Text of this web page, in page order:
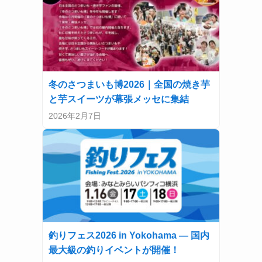
冬のさつまいも博2026｜全国の焼き芋
と芋スイーツが幕張メッセに集結
2026年2月7日
釣りフェス2026 in Yokohama — 国内
最大級の釣りイベントが開催！